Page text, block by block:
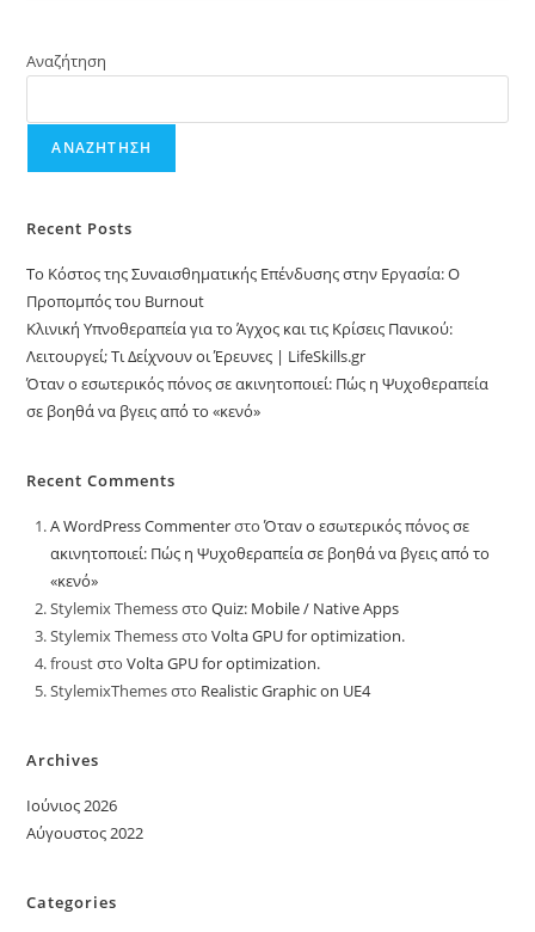
Αναζήτηση
ΑΝΑΖΉΤΗΣΗ
Recent Posts
Το Κόστος της Συναισθηματικής Επένδυσης στην Εργασία: Ο
Προπομπός του Burnout
Κλινική Υπνοθεραπεία για το Άγχος και τις Κρίσεις Πανικού:
Λειτουργεί; Τι Δείχνουν οι Έρευνες | LifeSkills.gr
Όταν ο εσωτερικός πόνος σε ακινητοποιεί: Πώς η Ψυχοθεραπεία
σε βοηθά να βγεις από το «κενό»
Recent Comments
A WordPress CommenterστοΌταν ο εσωτερικός πόνος σε
ακινητοποιεί: Πώς η Ψυχοθεραπεία σε βοηθά να βγεις από το
«κενό»
Stylemix ThemessστοQuiz: Mobile / Native Apps
Stylemix ThemessστοVolta GPU for optimization.
froustστοVolta GPU for optimization.
StylemixThemesστο Realistic Graphic on UE4
Archives
Ιούνιος 2026
Αύγουστος 2022
Categories